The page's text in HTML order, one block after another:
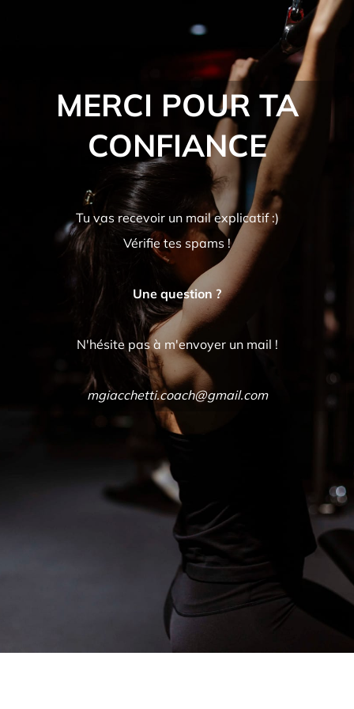
MERCI POUR TA
CONFIANCE
Tu vas recevoir un mail explicatif :)
Vérifie tes spams !
Une question ?
N'hésite pas à m'envoyer un mail !
mgiacchetti.coach@gmail.com